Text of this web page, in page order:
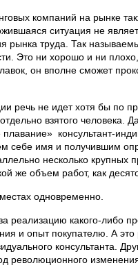
компаний на рынке
ситуация не
рынка труда. Так
Это ни хорошо и ни
он вполне сможет
речь не идет хотя бы по
взятого человека.
консультант-
себе имя и получившим
несколько крупных
же объем работ, как
одновременно.
реализацию какого-либо
и опыт покупателю. А это
консультанта.
революционного